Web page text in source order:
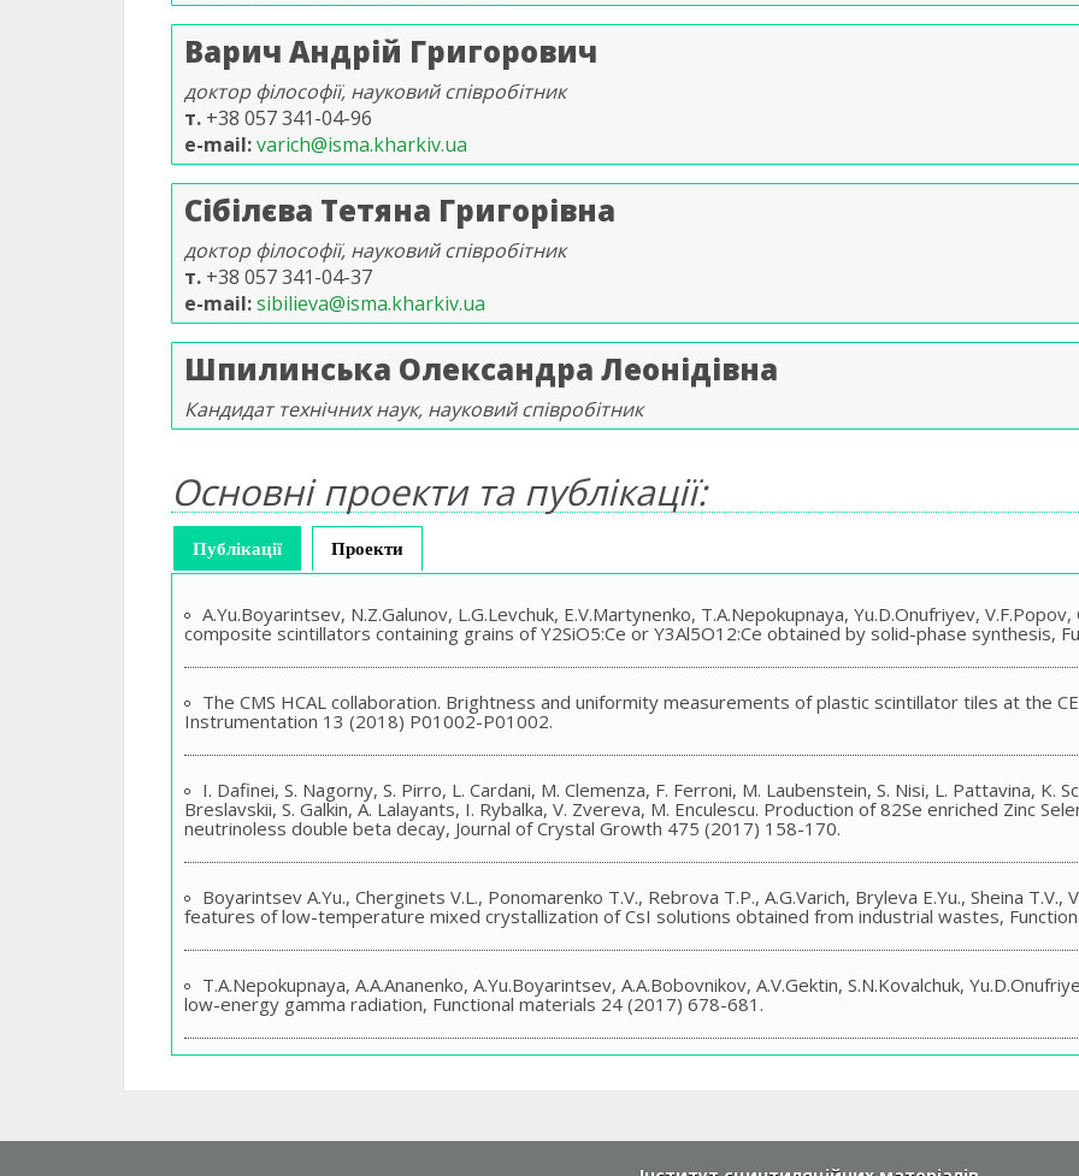
Варич Андрій Григорович
доктор філософії, науковий співробітник
т. +38 057 341-04-96
e-mail varich@isma.kharkiv.ua
Сібілєва Тетяна Григорівнa
доктор філософії, науковий співробітник
т. +38 057 341-04-37
e-mail sibilieva@isma.kharkiv.ua
Шпилинська Олександра Леонідівна
Кандидат технічних наук, науковий співробітник
Основні проекти та публікації:
Публікації(активна вкладка)
Проекти
A.Yu.Boyarintsev, N.Z.Galunov, L.G.Levchuk, E.V.Martynenko, T.A.Nepokupnaya, Yu.D.Onufriyev,
composite scintillators containing grains of Y2SiO5:Ce or Y3Al5O12:Ce obtained by solid-phase synthesis,
The CMS HCAL collaboration. Brightness and uniformity measurements of plastic scintillator tiles at the
Instrumentation 13 (2018) P01002-P01002.
I. Dafinei, S. Nagorny, S. Pirro, L. Cardani, M. Clemenza, F. Ferroni, M. Laubenstein, S. Nisi, L. Pattavina, K.
Breslavskii, S. Galkin, A. Lalayants, I. Rybalka, V. Zvereva, M. Enculescu. Production of 82Se enriched Zinc
neutrinoless double beta decay, Journal of Crystal Growth 475 (2017) 158-170.
Boyarintsev A.Yu., Cherginets V.L., Ponomarenko T.V., Rebrova T.P., A.G.Varich, Bryleva E.Yu., Sheina T.V.,
features of low-temperature mixed crystallization of CsI solutions obtained from industrial wastes,
T.A.Nepokupnaya, A.A.Ananenko, A.Yu.Boyarintsev, A.A.Bobovnikov, A.V.Gektin, S.N.Kovalchuk,
low-energy gamma radiation, Functional materials 24 (2017) 678-681.
виготовлення, Патент 111455 (2016).